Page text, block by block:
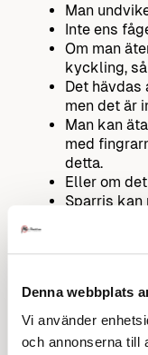
Denna webbplats
Vi använder
och annonserna till
Man
Inte ens
Om man
kyckling,
Det hävdas
men det är
Man kan
med
detta.
Eller om
Sparris kan
Kuvertbröd